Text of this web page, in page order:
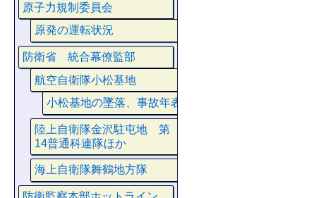
原子力規制委員会
原発の運転状況
防衛省 統合幕僚監部
航空自衛隊小松基地
小松基地の墜落、事故年表
陸上自衛隊金沢駐屯地 第
14普通科連隊ほか
海上自衛隊舞鶴地方隊